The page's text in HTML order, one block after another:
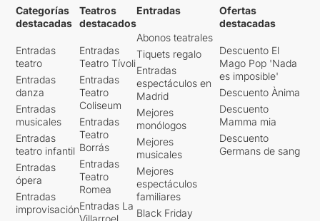
Categorías
destacadas
Entradas
teatro
Entradas
danza
Entradas
musicales
Entradas
teatro infantil
Entradas
ópera
Entradas
improvisación
Teatros
destacados
Entradas
Teatro Tívoli
Entradas
Teatro
Coliseum
Entradas
Teatro
Borrás
Entradas
Teatro
Romea
Entradas La
Villarroel
Entradas
Abonos teatrales
Tiquets regalo
Entradas
espectáculos en
Madrid
Mejores
monólogos
Mejores
musicales
Mejores
espectáculos
familiares
Black Friday
Ofertas
destacadas
Descuento El
Mago Pop 'Nada
es imposible'
Descuento Ànima
Descuento
Mamma mia
Descuento
Germans de sang